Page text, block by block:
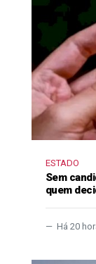
ESTADO
Sem
quem
Há 20